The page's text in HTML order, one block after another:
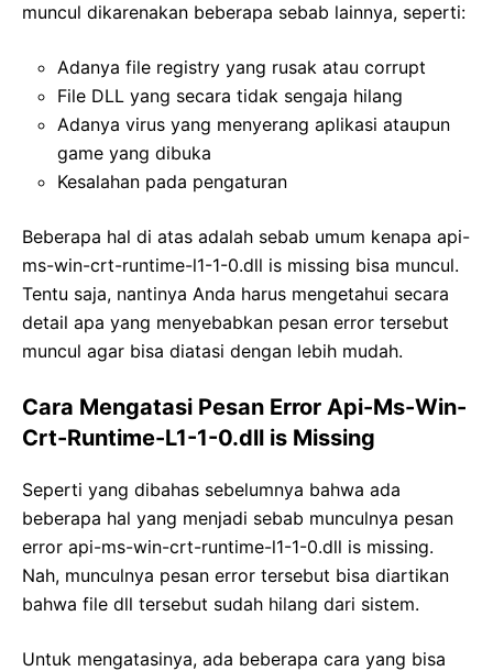
muncul dikarenakan beberapa sebab lainnya, seperti:
Adanya file registry yang rusak atau corrupt
File DLL yang secara tidak sengaja hilang
Adanya virus yang menyerang aplikasi ataupun
game yang dibuka
Kesalahan pada pengaturan
Beberapa hal di atas adalah sebab umum kenapa api-
ms-win-crt-runtime-l1-1-0.dll is missing bisa muncul.
Tentu saja, nantinya Anda harus mengetahui secara
detail apa yang menyebabkan pesan error tersebut
muncul agar bisa diatasi dengan lebih mudah.
Cara Mengatasi Pesan Error Api-Ms-Win-
Crt-Runtime-L1-1-0.dll is Missing
Seperti yang dibahas sebelumnya bahwa ada
beberapa hal yang menjadi sebab munculnya pesan
error api-ms-win-crt-runtime-l1-1-0.dll is missing.
Nah, munculnya pesan error tersebut bisa diartikan
bahwa file dll tersebut sudah hilang dari sistem.
Untuk mengatasinya, ada beberapa cara yang bisa